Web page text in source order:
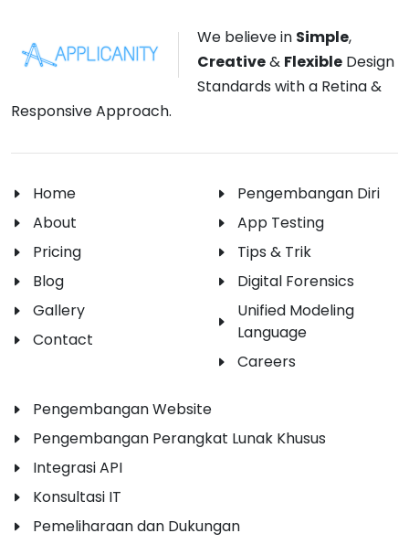
We believe in Simple,
Creative& Flexible Design
Standards with a Retina &
Responsive Approach.
Home
About
Pricing
Blog
Gallery
Contact
Pengembangan Diri
App Testing
Tips & Trik
Digital Forensics
Unified Modeling
Language
Careers
Pengembangan Website
Pengembangan Perangkat Lunak Khusus
Integrasi API
Konsultasi IT
Pemeliharaan dan Dukungan